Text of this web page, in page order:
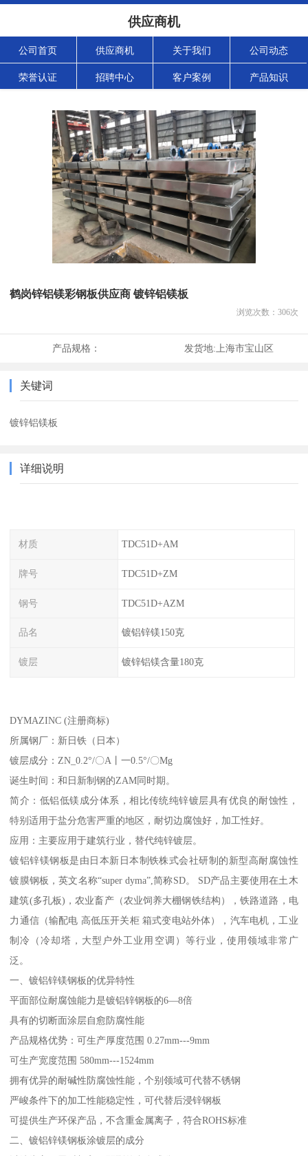
供应商机
公司首页 供应商机 关于我们 公司动态
荣誉认证 招聘中心 客户案例 产品知识
鹤岗锌铝镁彩钢板供应商 镀锌铝镁板
浏览次数： 306次
产品规格： 发货地: 上海市宝山区
关键词
镀锌铝镁板
详细说明
材质 TDC51D+AM
牌号 TDC51D+ZM
钢号 TDC51D+AZM
品名 镀铝锌镁150克
镀层 镀锌铝镁含量180克
DYMAZINC (注册商标)
所属钢厂：新日铁（日本）
镀层成分：ZN_0.2°/〇A丨一0.5°/〇Mg
诞生时间：和日新制钢的ZAM同时期。
简介：低铝低镁成分体系，相比传统纯锌镀层具有优良的耐蚀性，
特别适用于盐分危害严重的地区，耐切边腐蚀好，加工性好。
应用：主要应用于建筑行业，替代纯锌镀层。
镀铝锌镁钢板是由日本新日本制铁株式会社研制的新型高耐腐蚀性
镀膜钢板，英文名称“super dyma”,简称SD。 SD产品主要使用在土木
建筑(多孔板)，农业畜产（农业饲养大棚钢铁结构），铁路道路，电
力通信（输配电 高低压开关柜 箱式变电站外体），汽车电机，工业
制冷（冷却塔，大型户外工业用空调）等行业，使用领域非常广
泛。
一、镀铝锌镁钢板的优异特性
平面部位耐腐蚀能力是镀铝锌钢板的6—8倍
具有的切断面涂层自愈防腐性能
产品规格优势：可生产厚度范围 0.27mm---9mm
可生产宽度范围 580mm---1524mm
拥有优异的耐碱性防腐蚀性能，个别领域可代替不锈钢
严峻条件下的加工性能稳定性，可代替后浸锌钢板
可提供生产环保产品，不含重金属离子，符合ROHS标准
二、镀铝锌镁钢板涂镀层的成分